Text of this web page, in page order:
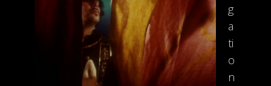
g
a
ti
o
n